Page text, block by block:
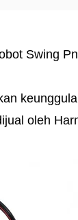
Swing
oleh